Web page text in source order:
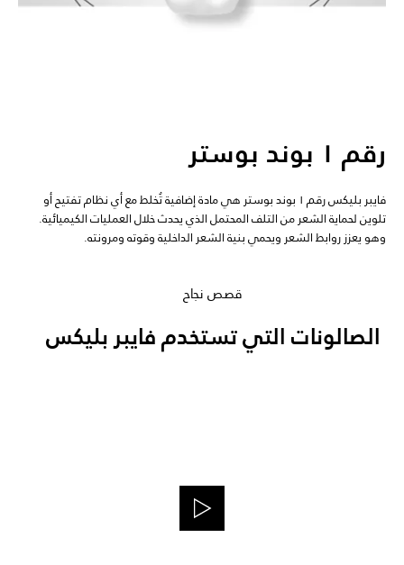
رقم ١ بوند بوستر
فايبر بليكس رقم ١ بوند بوستر هي مادة إضافية تُخلط مع أي نظام تفتيح أو
تلوين لحماية الشعر من التلف المحتمل الذي يحدث خلال العمليات الكيميائية.
وهو يعزز روابط الشعر ويحمي بنية الشعر الداخلية وقوته ومرونته.
قصص نجاح
الصالونات التي تستخدم فايبر بليكس